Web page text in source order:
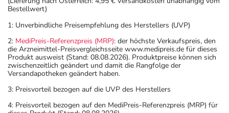
Bestellwert)
1: Unverbindliche Preisempfehlung des Herstellers (UVP)
2: MediPreis-Referenzpreis (MRP): der höchste Verkaufspreis, den
die Arzneimittel-Preisvergleichsseite www.medipreis.de für dieses
Produkt ausweist (Stand: 08.08.2026). Produktpreise können sich
zwischenzeitlich geändert und damit die Rangfolge der
Versandapotheken geändert haben.
3: Preisvorteil bezogen auf die UVP des Herstellers
4: Preisvorteil bezogen auf den MediPreis-Referenzpreis (MRP) für